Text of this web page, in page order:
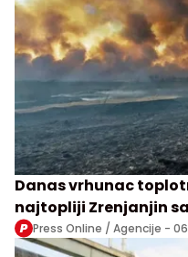
Danas vrhunac
najtopliji Zrenjanjin
Press Online / Agencije -